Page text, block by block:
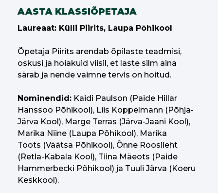
AASTA KLASSIÕPETAJA
Laureaat: Külli Piirits, Laupa Põhikool
Õpetaja Piirits arendab õpilaste teadmisi,
oskusi ja hoiakuid viisil, et laste silm aina
särab ja nende vaimne tervis on hoitud.
Nominendid: Kaidi Paulson (Paide Hillar
Hanssoo Põhikool), Liis Koppelmann (Põhja-
Järva Kool), Marge Terras (Järva-Jaani Kool),
Marika Niine (Laupa Põhikool), Marika
Toots (Väätsa Põhikool), Õnne Roosileht
(Retla-Kabala Kool), Tiina Mäeots (Paide
Hammerbecki Põhikool) ja Tuuli Järva (Koeru
Keskkool).